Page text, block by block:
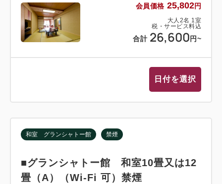
※当日でのご予約もできますが、ご希望の時間に添え
ないこともありますのでご了承ください。
・貸切露天風呂「癒里籠の湯」（予約制/50分間）
※予約時にご希望時間をお知らせください（先着順）
会員価格 25,802円
大人 2名 1室
税・サービス料込
合計 26,600 円~
日付を選択
和室 グランシャトー館 禁煙
■グランシャトー館 和室10畳又は12
畳（A）（Wi-Fi 可）禁煙